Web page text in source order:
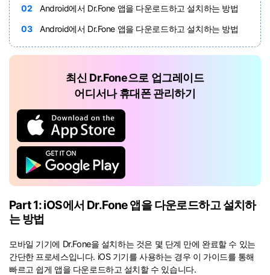
사용 가이드
02
Android에서 Dr.Fone 앱을 다운로드하고 설치하는 방법
03
Android에서 Dr.Fone 앱을 다운로드하고 설치하는 방법
최신 Dr.Fone으로 업그레이드
어디서나 휴대폰 관리하기
Part 1: iOS에서 Dr.Fone 앱을 다운로드하고 설치하
는 방법
모바일 기기에 Dr.Fone을 설치하는 것은 몇 단계 만에 완료할 수 있는
간단한 프로세스입니다. iOS 기기를 사용하는 경우 이 가이드를 통해
빠르고 쉽게 앱을 다운로드하고 설치할 수 있습니다.